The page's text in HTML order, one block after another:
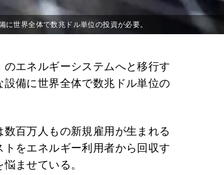
世界全体で数兆ドル単位の投資が必要。
エネルギーシステムへと移行す
備に世界全体で数兆ドル単位の
百万人もの新規雇用が生まれる
をエネルギー利用者から回収す
ませている。